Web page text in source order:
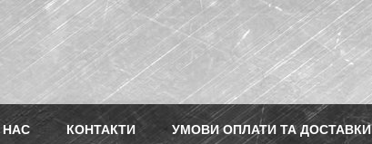
НАС КОНТАКТИ УМОВИ ОПЛАТИ ТА ДОСТАВКИ